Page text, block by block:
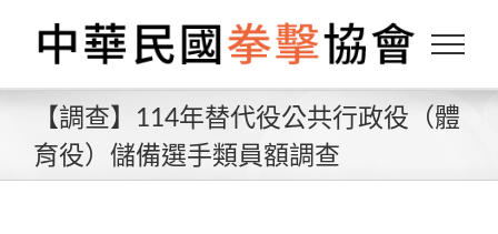
content
【調查】114年替代役公共行政役（體
育役）儲備選手類員額調查